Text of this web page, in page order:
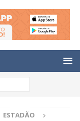
ESTADÃO